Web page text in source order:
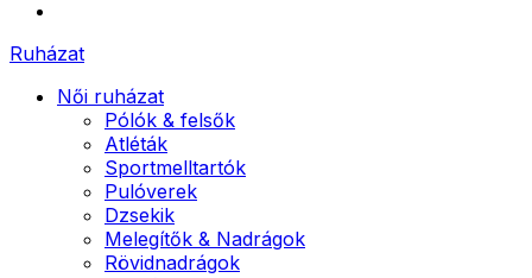
Ruházat
Női ruházat
Pólók & felsők
Atléták
Sportmelltartók
Pulóverek
Dzsekik
Melegítők & Nadrágok
Rövidnadrágok